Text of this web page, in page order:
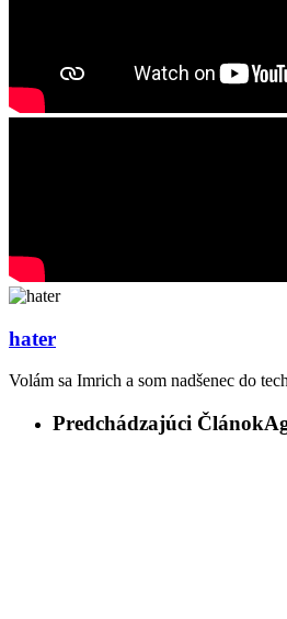
hater
Volám sa Imrich a som nadšenec do
Predchádzajúci Článok